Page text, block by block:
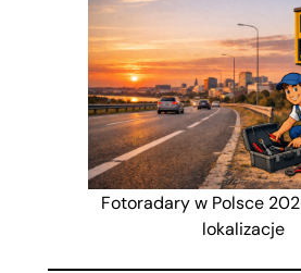
Fotoradary w Polsce
lokalizacje